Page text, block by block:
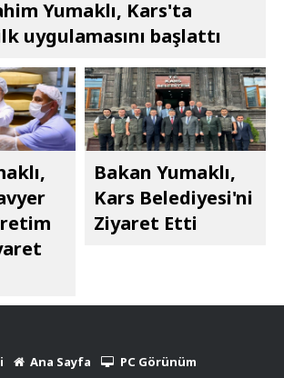
Yumaklı, Kars'ta
uygulamasını başlattı
Bakan Yumaklı,
Kars Belediyesi'ni
Ziyaret Etti
Ana Sayfa PC Görünüm